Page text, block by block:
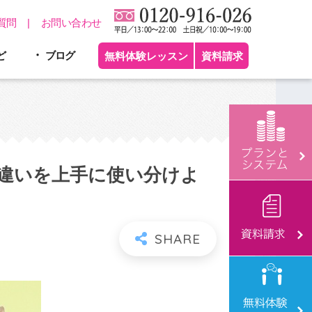
お問い合わせ
問
ブログ 無料体験レッスン 資料請求
を上手に使い分けよ